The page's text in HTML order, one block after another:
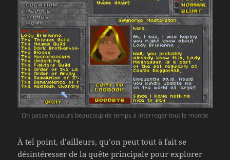
On passe toujours beaucoup de temps à interroger tout le monde
À tel point, d’ailleurs, qu’on peut tout à fait se
désintéresser de la quête principale pour explorer